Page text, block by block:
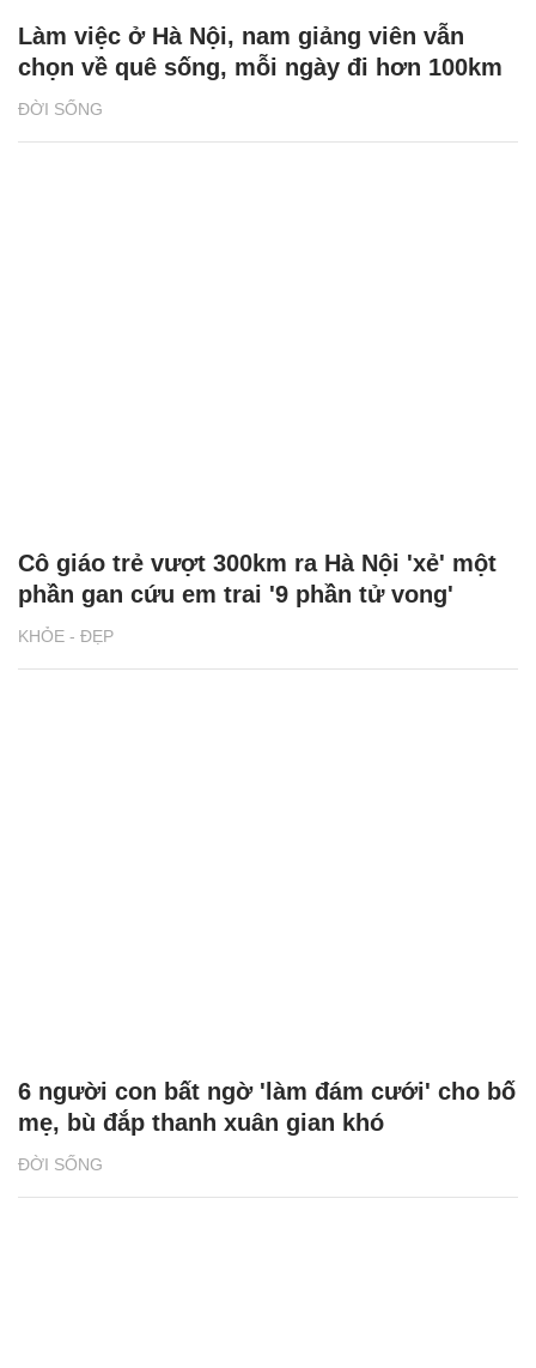
ĐỜI SỐNG
Làm việc ở Hà Nội, nam giảng viên vẫn
chọn về quê sống, mỗi ngày đi hơn 100km
KHỎE - ĐẸP
Cô giáo trẻ vượt 300km ra Hà Nội 'xẻ' một
phần gan cứu em trai '9 phần tử vong'
ĐỜI SỐNG
6 người con bất ngờ 'làm đám cưới' cho bố
mẹ, bù đắp thanh xuân gian khó